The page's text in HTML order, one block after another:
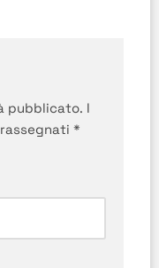
pubblicato. I
*